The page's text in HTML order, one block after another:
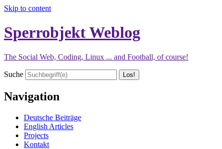
Skip to content
Sperrobjekt Weblog
The Social Web, Coding, Linux ... and Football, of course!
Suche
Navigation
Deutsche Beiträge
English Articles
Projects
Kontakt